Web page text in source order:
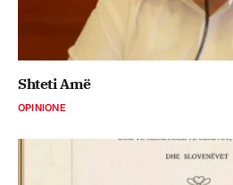
Shteti Amë
OPINIONE